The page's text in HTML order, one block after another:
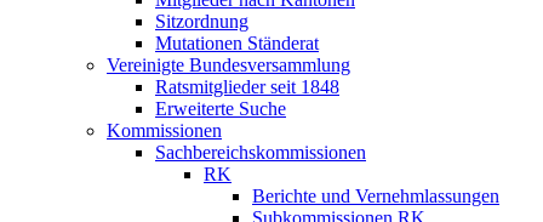
Sitzordnung
Mutationen Ständerat
Vereinigte Bundesversammlung
Ratsmitglieder seit 1848
Erweiterte Suche
Kommissionen
Sachbereichskommissionen
RK
Berichte und Vernehmlassungen